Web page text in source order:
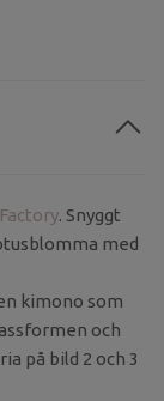
. Snyggt
med
kimono som
och
på bild 2 och 3